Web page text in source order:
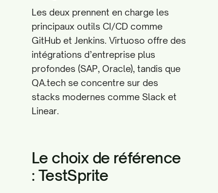
Les deux prennent en charge les
principaux outils CI/CD comme
GitHub et Jenkins. Virtuoso offre des
intégrations d’entreprise plus
profondes (SAP, Oracle), tandis que
QA.tech se concentre sur des
stacks modernes comme Slack et
Linear.
Le choix de référence
: TestSprite